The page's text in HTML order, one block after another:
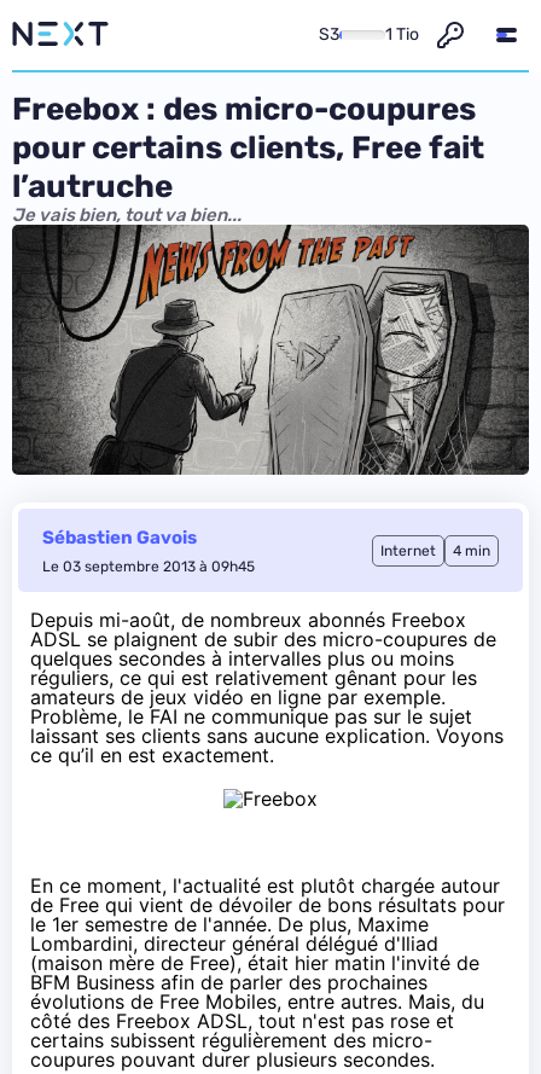
S3 1 Tio
Freebox : des micro-coupures
pour certains clients, Free fait
l’autruche
Je vais bien, tout va bien...
Sébastien Gavois
Le 03 septembre 2013 à 09h45
Internet 4 min
Depuis mi-août, de nombreux abonnés Freebox
ADSL se plaignent de subir des micro-coupures de
quelques secondes à intervalles plus ou moins
réguliers, ce qui est relativement gênant pour les
amateurs de jeux vidéo en ligne par exemple.
Problème, le FAI ne communique pas sur le sujet
laissant ses clients sans aucune explication. Voyons
ce qu’il en est exactement.
En ce moment, l'actualité est plutôt chargée autour
de Free qui vient de dévoiler de bons résultats pour
le 1er semestre de l'année. De plus, Maxime
Lombardini, directeur général délégué d'Iliad
(maison mère de Free), était hier matin l'invité de
BFM Business afin de parler des prochaines
évolutions de Free Mobiles, entre autres. Mais, du
côté des Freebox ADSL, tout n'est pas rose et
certains subissent régulièrement des micro-
coupures pouvant durer plusieurs secondes.